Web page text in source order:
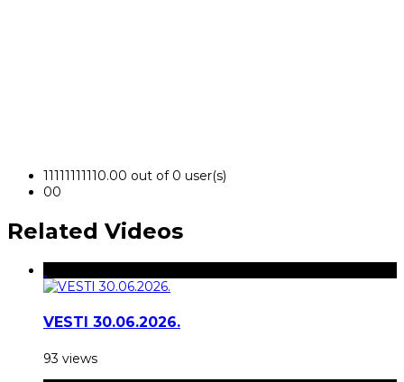
11111111110.00 out of 0 user(s)
00
Related Videos
VESTI 30.06.2026.
93 views